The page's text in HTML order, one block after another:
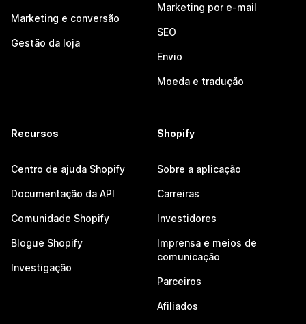
Marketing e conversão
Gestão da loja
Marketing por e-mail
SEO
Envio
Moeda e tradução
Recursos
Centro de ajuda Shopify
Documentação da API
Comunidade Shopify
Blogue Shopify
Investigação
Shopify
Sobre a aplicação
Carreiras
Investidores
Imprensa e meios de
comunicação
Parceiros
Afiliados